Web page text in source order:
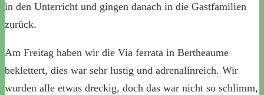
in den Unterricht und gingen danach in die Gastfamilien
zurück.
Am Freitag haben wir die Via ferrata in Bertheaume
beklettert, dies war sehr lustig und adrenalinreich. Wir
wurden alle etwas dreckig, doch das war nicht so schlimm,